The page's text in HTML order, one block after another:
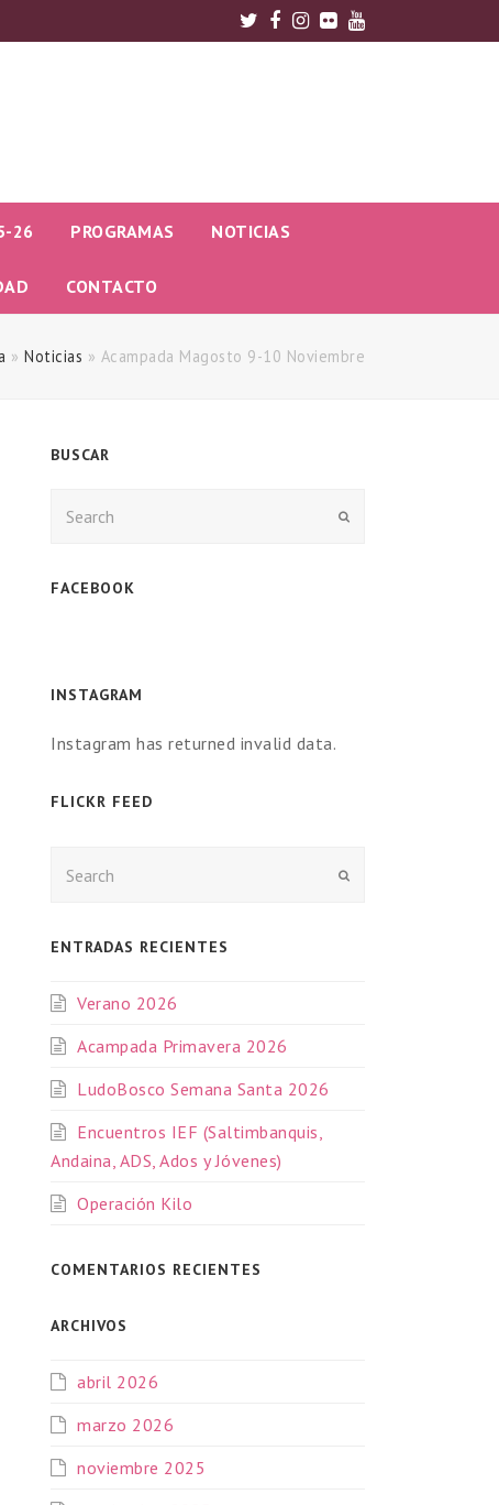
Twitter
Facebook
Instagram
FlickrYoutube
26 PROGRAMAS NOTICIAS
CONTACTO
» Noticias » Acampada Magosto 9-10 Noviembre
BUSCAR
FACEBOOK
INSTAGRAM
Instagram has returned invalid data.
FLICKR FEED
ENTRADAS RECIENTES
Verano 2026
Acampada Primavera 2026
LudoBosco Semana Santa 2026
Encuentros IEF (Saltimbanquis,
Andaina, ADS, Ados y Jóvenes)
Operación Kilo
COMENTARIOS RECIENTES
ARCHIVOS
abril 2026
marzo 2026
noviembre 2025